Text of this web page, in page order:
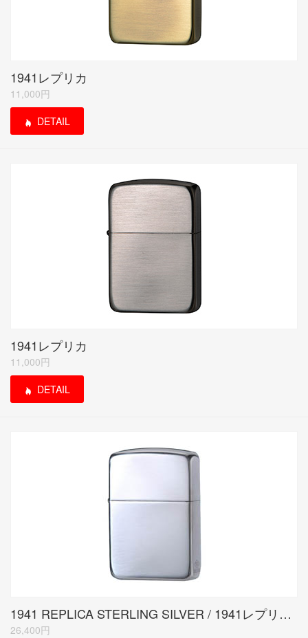
1941レプリカ
11,000円
DETAIL
1941レプリカ
11,000円
DETAIL
1941 REPLICA STERLING SILVER / 1941レプリカ スターリングシルバー
26,400円